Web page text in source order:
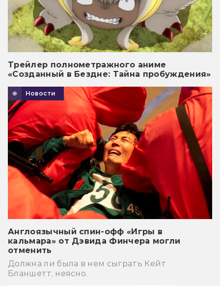
Трейлер полнометражного аниме
«Созданный в Бездне: Тайна пробуждения»
Новости
Англоязычный спин-офф «Игры в
кальмара» от Дэвида Финчера могли
отменить
Должна ли была в нем сыграть Кейт
Бланшетт, неясно.